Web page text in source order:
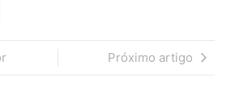
Próximo artigo